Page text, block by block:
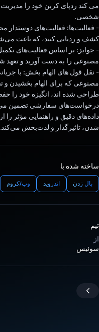
می کند ردپای کربن خود را مدیریت
شخصی.
- فعالیت‌ها: فعالیت‌های دوستدار
کشف و ردیابی کنید، که باعث
- جوایز: بر اساس فعالیت‌های
مصنوعی را به دست آورید و تعهد
- نقل قول های الهام بخش: با
مصنوعی که برای الهام بخشیدن
طراحی شده اند، انگیزه خود را
درخواست‌های سفارشی تضمین
داده‌های دقیق و راهنمایی مؤثر را
شدن، تاثیرگذار و لذت‌بخش می‌کند.
ساخته شده با
بال زدن اندروید وب/کروم
تیم
از
سوئیس